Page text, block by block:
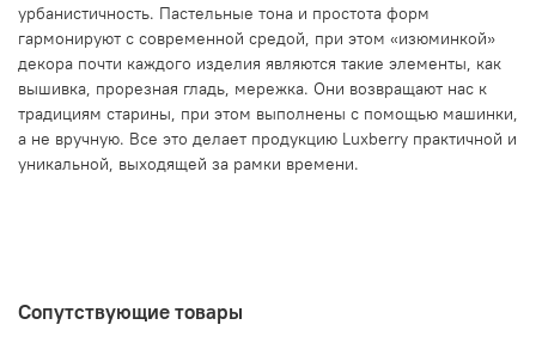
урбанистичность. Пастельные тона и простота форм
гармонируют с современной средой, при этом «изюминкой»
декора почти каждого изделия являются такие элементы, как
вышивка, прорезная гладь, мережка. Они возвращают нас к
традициям старины, при этом выполнены с помощью машинки,
а не вручную. Все это делает продукцию Luxberry практичной и
уникальной, выходящей за рамки времени.
Сопутствующие товары